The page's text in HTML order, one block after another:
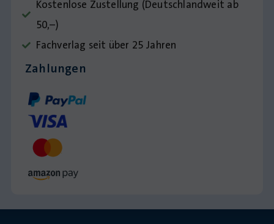
Kostenlose Zustellung (Deutschlandweit ab
50,–)
Fachverlag seit über 25 Jahren
Zahlungen